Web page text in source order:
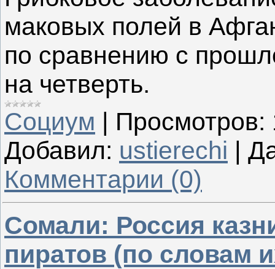
маковых полей в
по сравнению с
на четверть.
Социум | Просмотров:
Добавил: ustierechi |
Комментарии (0)
Сомали: Россия
пиратов (по словам